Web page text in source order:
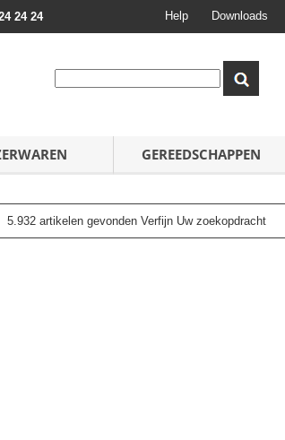
24 24 Help Downloads
GEREEDSCHAPPEN
5.932 artikelen gevonden Verfijn Uw zoekopdracht